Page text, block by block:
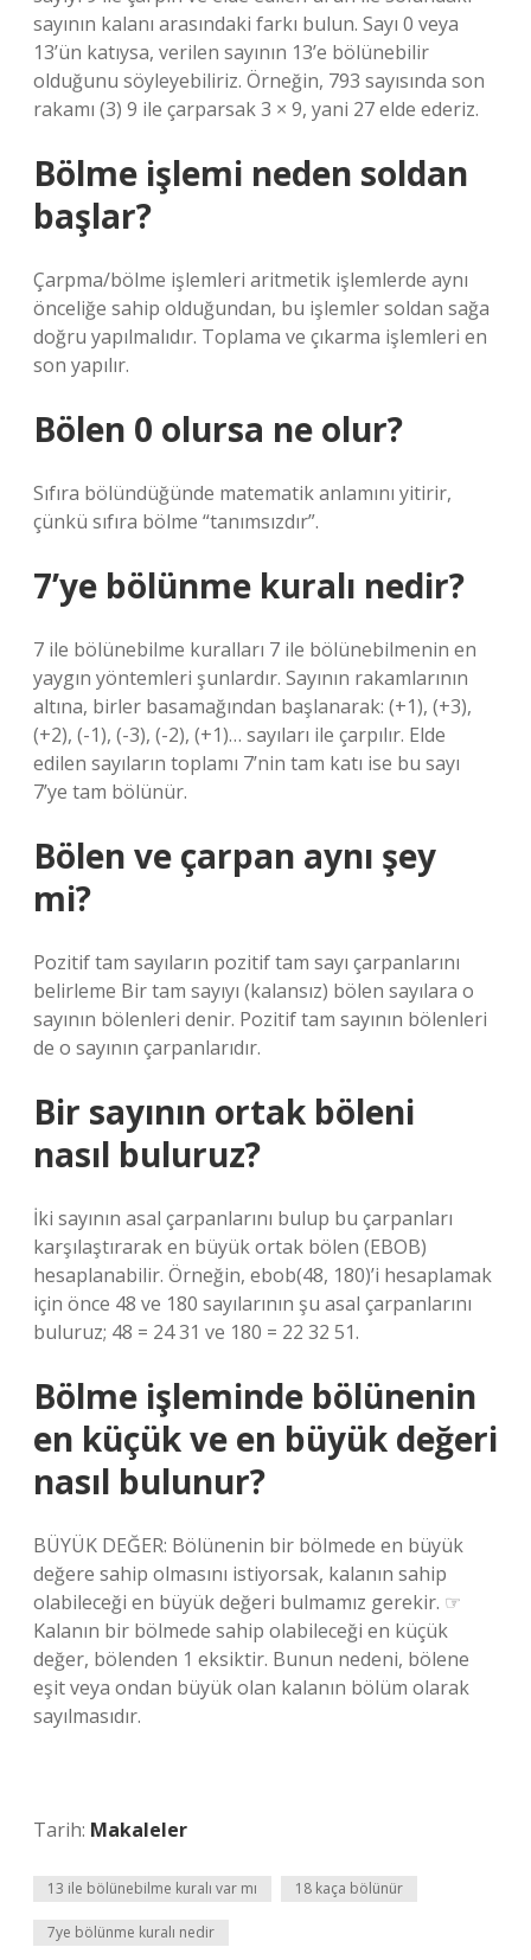
sayının kalanı arasındaki farkı bulun. Sayı 0 veya
13’ün katıysa, verilen sayının 13’e bölünebilir
olduğunu söyleyebiliriz. Örneğin, 793 sayısında son
rakamı (3) 9 ile çarparsak 3 × 9, yani 27 elde ederiz.
Bölme işlemi neden soldan
başlar?
Çarpma/bölme işlemleri aritmetik işlemlerde aynı
önceliğe sahip olduğundan, bu işlemler soldan sağa
doğru yapılmalıdır. Toplama ve çıkarma işlemleri en
son yapılır.
Bölen 0 olursa ne olur?
Sıfıra bölündüğünde matematik anlamını yitirir,
çünkü sıfıra bölme “tanımsızdır”.
7’ye bölünme kuralı nedir?
7 ile bölünebilme kuralları 7 ile bölünebilmenin en
yaygın yöntemleri şunlardır. Sayının rakamlarının
altına, birler basamağından başlanarak: (+1), (+3),
(+2), (-1), (-3), (-2), (+1)… sayıları ile çarpılır. Elde
edilen sayıların toplamı 7’nin tam katı ise bu sayı
7’ye tam bölünür.
Bölen ve çarpan aynı şey
mi?
Pozitif tam sayıların pozitif tam sayı çarpanlarını
belirleme Bir tam sayıyı (kalansız) bölen sayılara o
sayının bölenleri denir. Pozitif tam sayının bölenleri
de o sayının çarpanlarıdır.
Bir sayının ortak böleni
nasıl buluruz?
İki sayının asal çarpanlarını bulup bu çarpanları
karşılaştırarak en büyük ortak bölen (EBOB)
hesaplanabilir. Örneğin, ebob(48, 180)’i hesaplamak
için önce 48 ve 180 sayılarının şu asal çarpanlarını
buluruz; 48 = 24 31 ve 180 = 22 32 51.
Bölme işleminde bölünenin
en küçük ve en büyük değeri
nasıl bulunur?
BÜYÜK DEĞER: Bölünenin bir bölmede en büyük
değere sahip olmasını istiyorsak, kalanın sahip
olabileceği en büyük değeri bulmamız gerekir. ☞
Kalanın bir bölmede sahip olabileceği en küçük
değer, bölenden 1 eksiktir. Bunun nedeni, bölene
eşit veya ondan büyük olan kalanın bölüm olarak
sayılmasıdır.
Tarih: Makaleler
13 ile bölünebilme kuralı var mı 18 kaça bölünür
7ye bölünme kuralı nedir